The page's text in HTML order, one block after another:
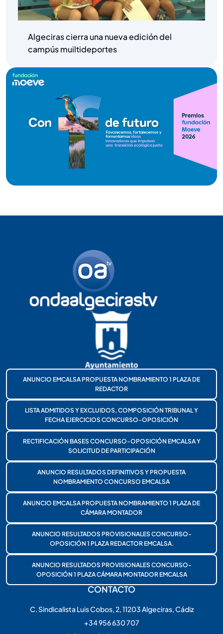
Algeciras cierra una nueva edición del
campús muiltideportes
ANUNCIO EMCALSA PROPUESTA NOMBRAMIENTO 1 PLAZA DE
REDACTOR
LISTA ADMITIDOS Y EXCLUIDOS, COMPOSICIÓN TRIBUNAL Y
FECHA EJERCICIOS CONCURSO-OPOSICIÓN
RECTIFICACIÓN BASES CONCURSO-OPOSICIÓN EMCALSA Y
SOLICITUD DE PARTICIPACIÓN
ANUNCIO RESULTADOS DEFINITIVOS Y PROPUESTA
NOMBRAMIENTO CONCURSO EMCALSA
ANUNCIO EMCALSA PROPUESTA NOMBRAMIENTO 1 PLAZA DE
CÁMARA MONTADOR
ANUNCIO RESULTADOS PROVISIONALES CONCURSO-
OPOSICIÓN 1 PLAZA REDACTOR EMCALSA.
ANUNCIO RESULTADOS PROVISIONALES CONCURSO-
OPOSICIÓN 1 PLAZA CÁMARA MONTADOR EMCALSA
CONTACTO
C. Sindicalista Luis Cobos, 2, 11203 Algeciras, Cádiz
+34 956 630 707